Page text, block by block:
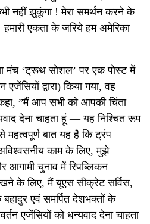
नहीं झुकूंगा ! मेरा समर्थन करने के
एकता के जरिये हम अमेरिका
मंच ‘ट्रूथ सोशल’ पर एक पोस्ट में
द्वारा) किया गया, वह
”मैं आप सभी को आपकी चिंता
देना चाहता हूं — यह निश्चित रूप
बात यह है कि ट्रंप
काम के लिए, मुझे
आगामी चुनाव में रिपब्लिकन
के लिए, मैं यूएस सीक्रेट सर्विस,
एवं समर्पित देशभक्तों के
एजेंसियों को धन्यवाद देना चाहता